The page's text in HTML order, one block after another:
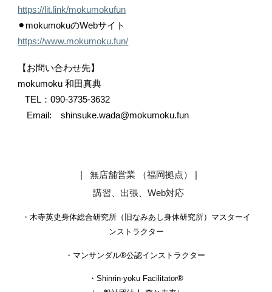
https://lit.link/mokumokufun
⚫︎mokumokuのWebサイト
https://www.mokumoku.fun/
【お問い合わせ先】
mokumoku 和田真典
TEL：090-3735-3632
Email: shinsuke.wada@mokumoku.fun
| 無店舗営業 （福岡拠点）
講習、出張、Web対応
・木寺英史身体総合研究所（ 旧なみあし身体研究所）マスターイ
ンストラクター
・ マンサンダル®︎公認インストラクター
・ Shinrin-yoku Facilitator®︎